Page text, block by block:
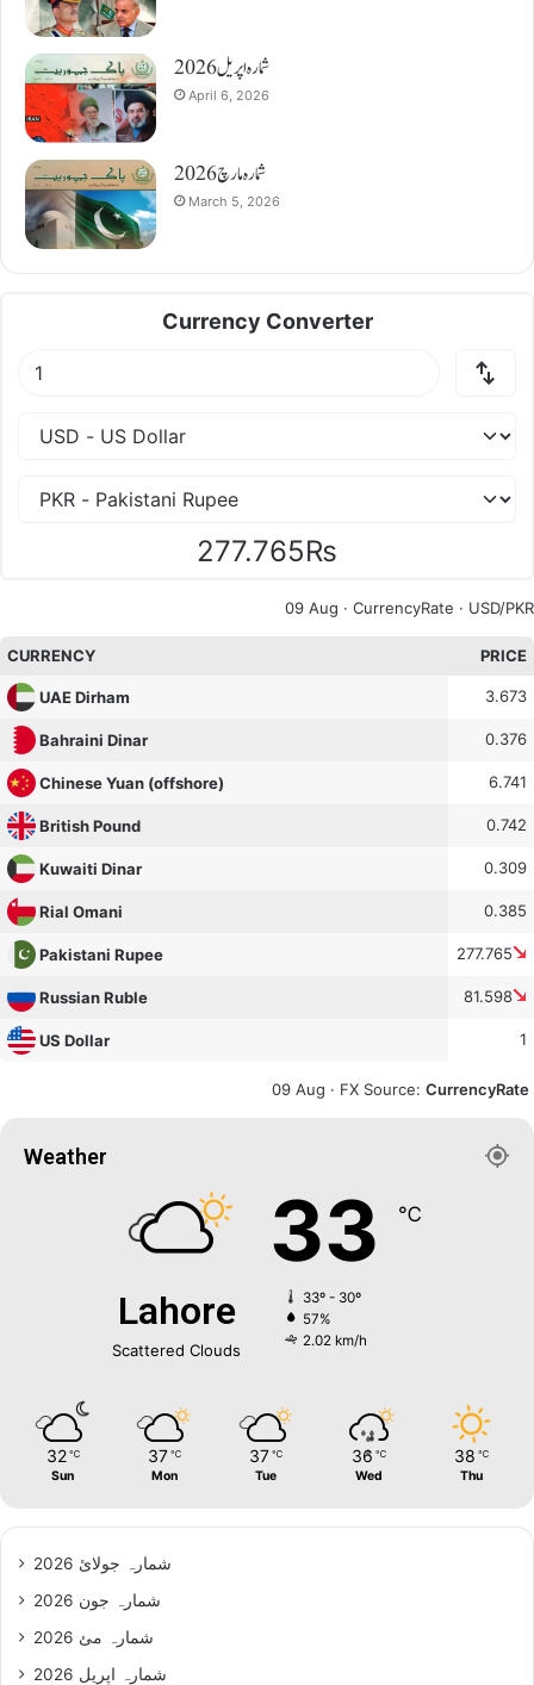
شمارہ اپریل 2026
April 6, 2026
شمارہ مارچ 2026
March 5, 2026
Currency Converter
277.765₨
09 Aug · CurrencyRate · USD/PKR
CURRENCY PRICE
UAE Dirham 3.673
Bahraini Dinar 0.376
Chinese Yuan (offshore) 6.741
British Pound 0.742
Kuwaiti Dinar 0.309
Rial Omani 0.385
Pakistani Rupee 277.765
Russian Ruble 81.598
US Dollar 1
09 Aug · FX Source: CurrencyRate
Weather
Lahore
Scattered Clouds
33 ℃
33º - 30º
57%
2.02 km/h
32 ℃
Sun
37 ℃
Mon
37 ℃
Tue
36 ℃
Wed
38 ℃
Thu
شمارہ جولائ 2026
شمارہ جون 2026
شمارہ مئ 2026
شمارہ اپریل 2026